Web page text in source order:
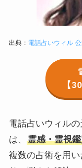
出典： 電話占いウィル
【
電話占いウィル
は、 霊感・霊視
複数の占術を用